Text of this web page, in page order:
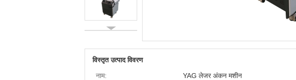
विस्तृत उत्पाद विवरण
नाम:
YAG लेजर अंकन मशीन